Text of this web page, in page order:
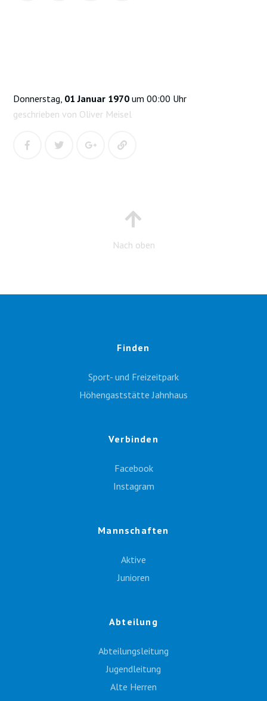
Donnerstag, 01 Januar 1970 um 00:00 Uhr
geschrieben von Oliver Meisel
Nach oben
Finden
Sport- und Freizeitpark
Höhengaststätte Jahnhaus
Verbinden
Facebook
Instagram
Mannschaften
Aktive
Junioren
Abteilung
Abteilungsleitung
Jugendleitung
Alte Herren